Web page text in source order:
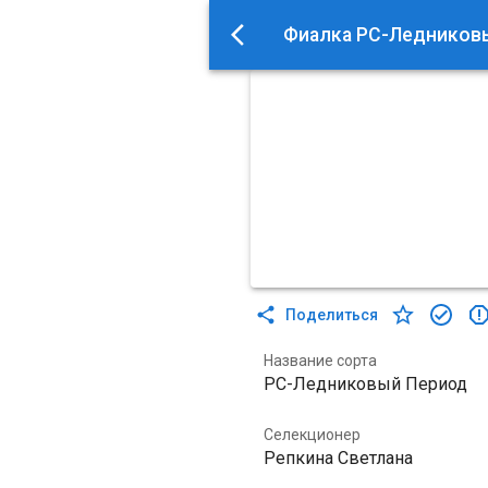
Фиалка РС-
Поделиться
Название сорта
РС-Ледниковый Период
Селекционер
Репкина Светлана